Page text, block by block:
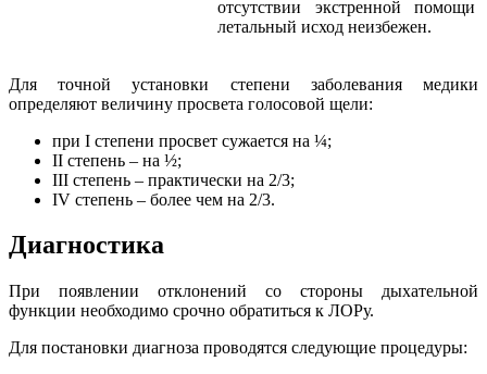
отсутствии экстренной помощи
летальный исход неизбежен.
Для точной установки степени заболевания медики
определяют величину просвета голосовой щели:
при I степени просвет сужается на ¼;
II степень – на ½;
III степень – практически на 2/3;
IV степень – более чем на 2/3.
Диагностика
При появлении отклонений со стороны дыхательной
функции необходимо срочно обратиться к ЛОРу.
Для постановки диагноза проводятся следующие процедуры: